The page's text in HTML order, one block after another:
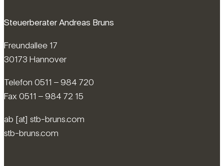
Steuerberater Andreas Bruns
Freundallee 17
30173 Hannover
Telefon 0511 – 984 720
Fax 0511 – 984 72 15
ab [at] stb-bruns.com
stb-bruns.com